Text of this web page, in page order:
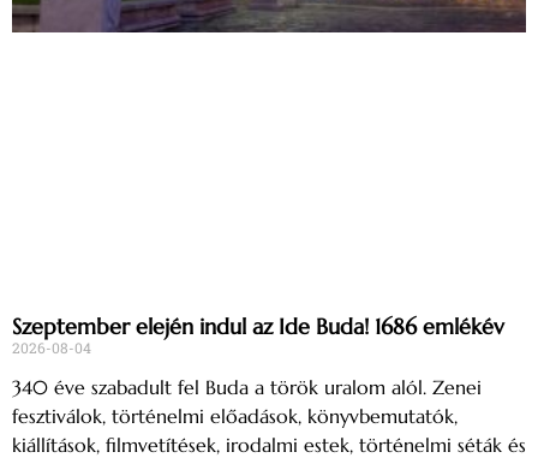
Szeptember elején indul az Ide Buda! 1686 emlékév
2026-08-04
340 éve szabadult fel Buda a török uralom alól. Zenei
fesztiválok, történelmi előadások, könyvbemutatók,
kiállítások, filmvetítések, irodalmi estek, történelmi séták és